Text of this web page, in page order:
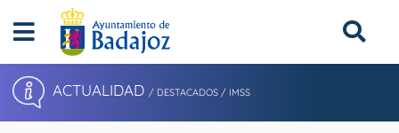
ACTUALIDAD / DESTACADOS / IMSS